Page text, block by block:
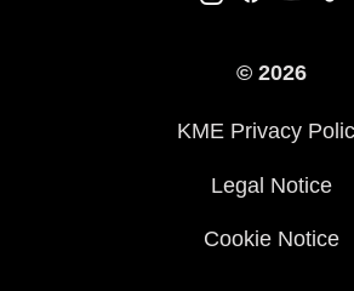
K-Care Fabrieksgarantie
Gebruikershandleidingen
Kawasaki Road Assistance
Veelgestelde Vragen
© 2026
KME Privacy
Legal Notice
Cookie Notice